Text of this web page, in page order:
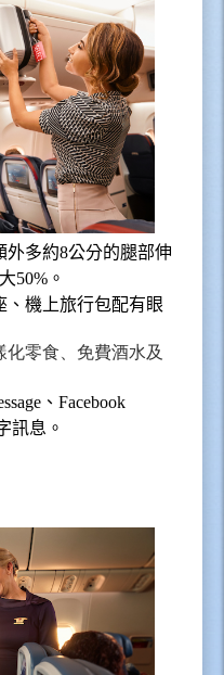
外多約8公分的腿部伸
50% 。
、機上旅行包配有眼
零食、免費酒水及
、Facebook
訊息。